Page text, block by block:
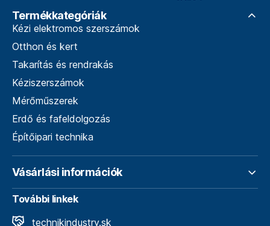
Termékkategóriák
Kézi elektromos szerszámok
Otthon és kert
Takarítás és rendrakás
Kéziszerszámok
Mérőműszerek
Erdő és fafeldolgozás
Építőipari technika
Vásárlási információk
További linkek
technikindustry.sk